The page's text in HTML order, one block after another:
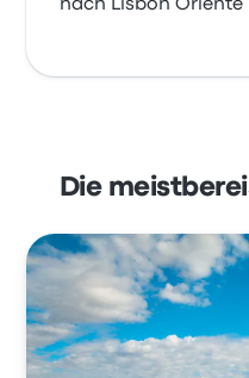
nach Lisbon Oriente
Die